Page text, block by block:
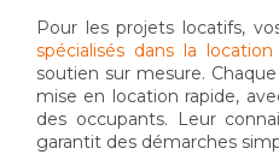
Pour les projets locatifs,
spécialisés dans la
soutien sur mesure.
mise en location rapide,
des occupants. Leur
garantit des démarches